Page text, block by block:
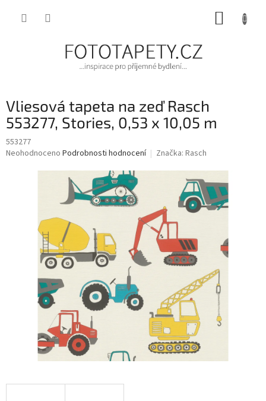
Vliesová tapeta na zeď Rasch
553277, Stories, 0,53 x 10,05 m
553277
Průměrné
hvězdiček.
Neohodnoceno Podrobnosti hodnocení Značka: Rasch